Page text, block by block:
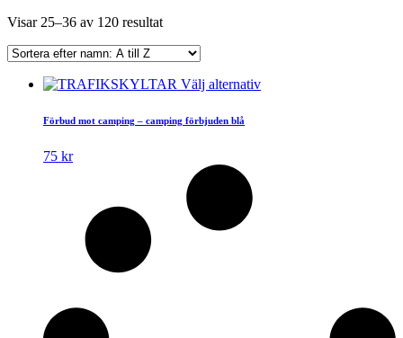
Visar 25–36 av 120 resultat
Välj alternativDen
Förbud mot camping – camping förbjuden blå
75 kr